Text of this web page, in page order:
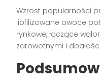
Wzrost popularności
liofilizowane owoce
rynkowe, łączące
zdrowotnymi i